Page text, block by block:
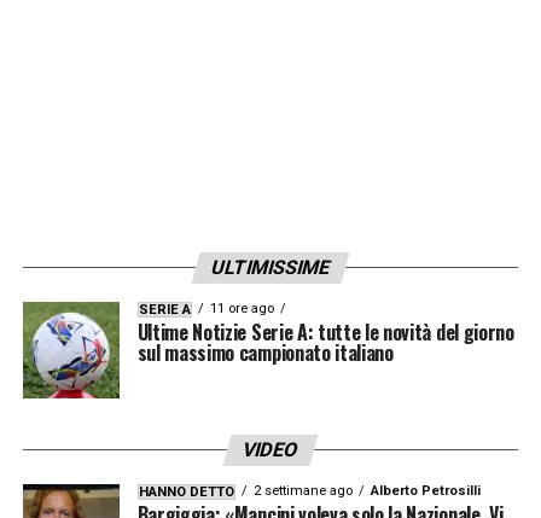
ULTIMISSIME
SERIE A 11 ore ago
Ultime Notizie Serie A: tutte le novità del giorno
sul massimo campionato italiano
VIDEO
HANNO DETTO 2 settimane ago Alberto Petrosilli